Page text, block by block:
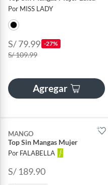
Por MISS LADY
S/ 79.99 -27%
S/ 109.99
Agregar
MANGO
Top Sin Mangas Mujer
Por FALABELLA
S/ 189.90